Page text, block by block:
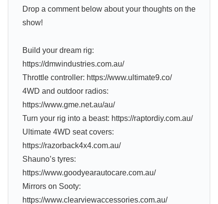
Drop a comment below about your thoughts on the
show!
Build your dream rig:
https://dmwindustries.com.au/
Throttle controller: https://www.ultimate9.co/
4WD and outdoor radios:
https://www.gme.net.au/au/
Turn your rig into a beast: https://raptordiy.com.au/
Ultimate 4WD seat covers:
https://razorback4x4.com.au/
Shauno’s tyres:
https://www.goodyearautocare.com.au/
Mirrors on Sooty:
https://www.clearviewaccessories.com.au/